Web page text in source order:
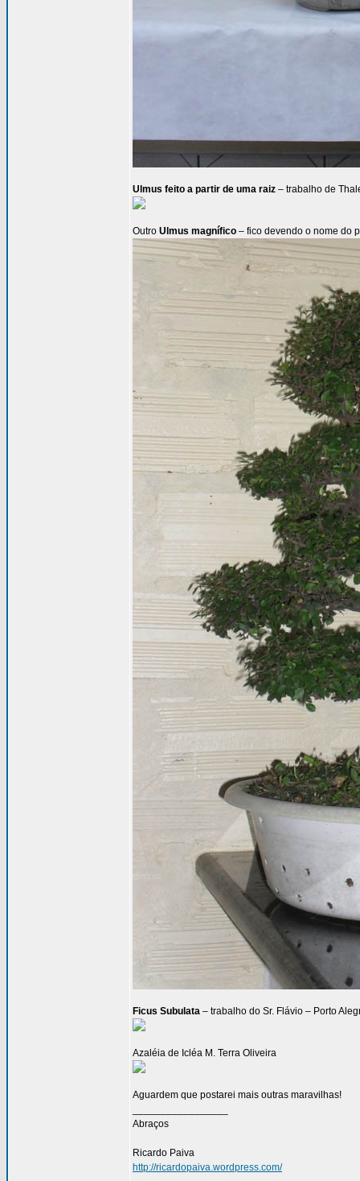
Ulmus feito a partir de uma raiz – trabalho de
Outro Ulmus magnífico – fico devendo o nome do
Ficus Subulata – trabalho do Sr. Flávio – Porto
Azaléia de Icléa M. Terra Oliveira
Aguardem que postarei mais outras maravilhas!
Abraços
Ricardo Paiva
http://ricardopaiva.wordpress.com/